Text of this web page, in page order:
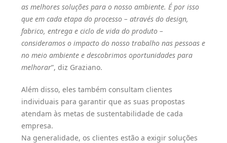
as melhores soluções para o nosso ambiente. É por isso
que em cada etapa do processo – através do design,
fabrico, entrega e ciclo de vida do produto –
consideramos o impacto do nosso trabalho nas pessoas e
no meio ambiente e descobrimos oportunidades para
melhorar”, diz Graziano.
Além disso, eles também consultam clientes
individuais para garantir que as suas propostas
atendam às metas de sustentabilidade de cada
empresa.
Na generalidade, os clientes estão a exigir soluções